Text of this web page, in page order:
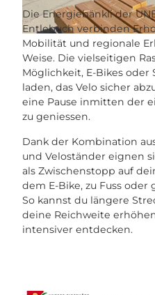
© UNESCO Biosphäre Entlebuch |CC-BY-SA
© UNESCO Biosphäre Entlebuch | CC-BY-SA
Die Energiebänkli der
Entlebuch verbinden
Mobilität und regionale
Weise. Die vielseitigen
Möglichkeit, E-Bikes
laden, das Velo sicher
eine Pause inmitten der
zu geniessen.
Dank der Kombination
und Veloständer eignen
als Zwischenstopp auf
dem E-Bike, zu Fuss
So kannst du längere
deine Reichweite
intensiver entdecken.